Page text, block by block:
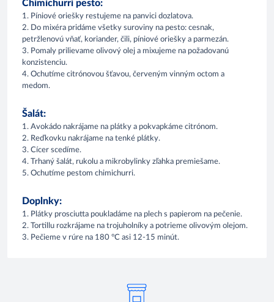
Chimichurri pesto:
1. Píniové oriešky restujeme na panvici dozlatova.
2. Do mixéra pridáme všetky suroviny na pesto: cesnak,
petržlenovú vňať, koriander, čili, píniové oriešky a parmezán.
3. Pomaly prilievame olivový olej a mixujeme na požadovanú
konzistenciu.
4. Ochutíme citrónovou šťavou, červeným vinným octom a
medom.
Šalát:
1. Avokádo nakrájame na plátky a pokvapkáme citrónom.
2. Reďkovku nakrájame na tenké plátky.
3. Cícer scedíme.
4. Trhaný šalát, rukolu a mikrobylinky zľahka premiešame.
5. Ochutíme pestom chimichurri.
Doplnky:
1. Plátky prosciutta poukladáme na plech s papierom na pečenie.
2. Tortillu rozkrájame na trojuholníky a potrieme olivovým olejom.
3. Pečieme v rúre na 180 °C asi 12-15 minút.